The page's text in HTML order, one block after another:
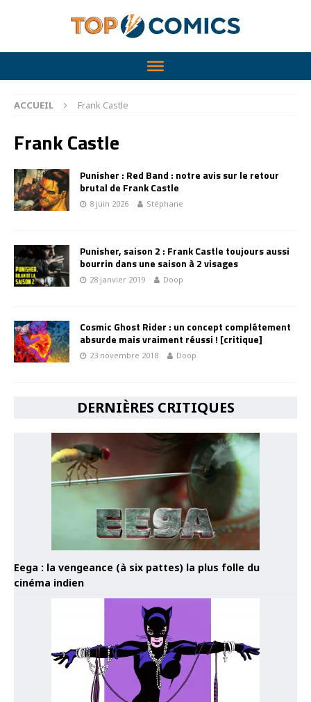
ACCUEIL Frank Castle
Frank Castle
Punisher : Red Band : notre avis sur le retour
brutal de Frank Castle
8 juin 2026 Stéphane
Punisher, saison 2 : Frank Castle toujours aussi
bourrin dans une saison à 2 visages
28 janvier 2019 Doop
Cosmic Ghost Rider : un concept complétement
absurde mais vraiment réussi ! [critique]
23 novembre 2018 Doop
DERNIÈRES CRITIQUES
Eega : la vengeance (à six pattes) la plus folle du
cinéma indien